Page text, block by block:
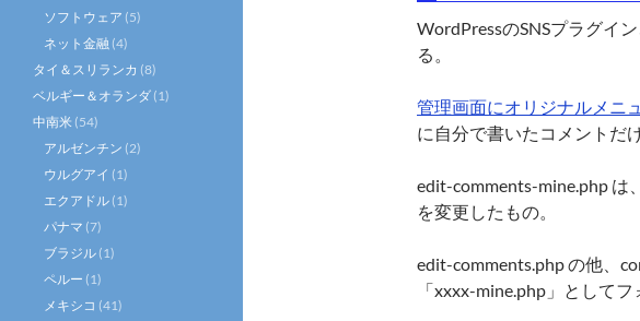
WordPressのSNSプラグイ
る。
管理画面にオリジナルメニ
に自分で書いたコメントだ
edit-comments-mine.php は
を変更したもの。
edit-comments.php の他、
「xxxx-mine.php」として
ソフトウェア (5)
ネット金融 (4)
タイ＆スリランカ (8)
ベルギー＆オランダ (1)
中南米 (54)
アルゼンチン (2)
ウルグアイ (1)
エクアドル (1)
パナマ (7)
ブラジル (1)
ペルー (1)
メキシコ (41)